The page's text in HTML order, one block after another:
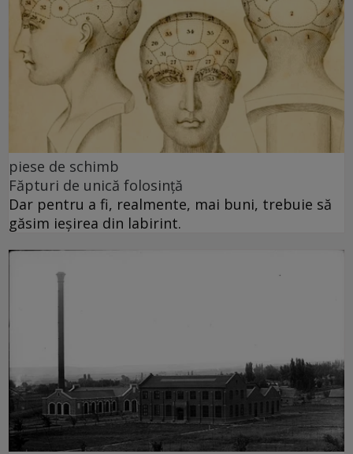
piese de schimb
Făpturi de unică folosință
Dar pentru a fi, realmente, mai buni, trebuie să
găsim ieșirea din labirint.